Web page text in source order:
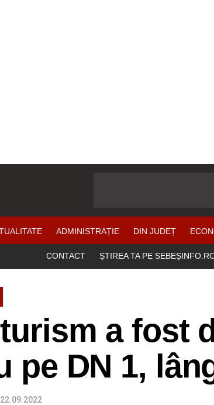
ADMINISTRAȚIE DIN JUDEȚ
CONTACT ȘTIREA TA PE
a fost
pe DN 1,
22.09.2022